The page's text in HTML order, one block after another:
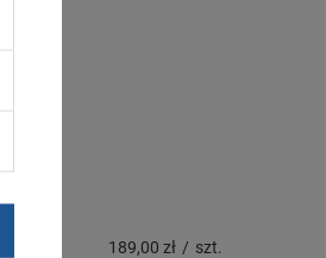
189,00 zł / szt.